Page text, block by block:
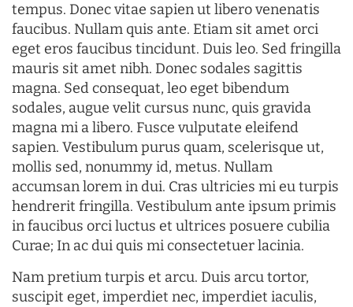
tempus. Donec vitae sapien ut libero venenatis
faucibus. Nullam quis ante. Etiam sit amet orci
eget eros faucibus tincidunt. Duis leo. Sed fringilla
mauris sit amet nibh. Donec sodales sagittis
magna. Sed consequat, leo eget bibendum
sodales, augue velit cursus nunc, quis gravida
magna mi a libero. Fusce vulputate eleifend
sapien. Vestibulum purus quam, scelerisque ut,
mollis sed, nonummy id, metus. Nullam
accumsan lorem in dui. Cras ultricies mi eu turpis
hendrerit fringilla. Vestibulum ante ipsum primis
in faucibus orci luctus et ultrices posuere cubilia
Curae; In ac dui quis mi consectetuer lacinia.
Nam pretium turpis et arcu. Duis arcu tortor,
suscipit eget, imperdiet nec, imperdiet iaculis,